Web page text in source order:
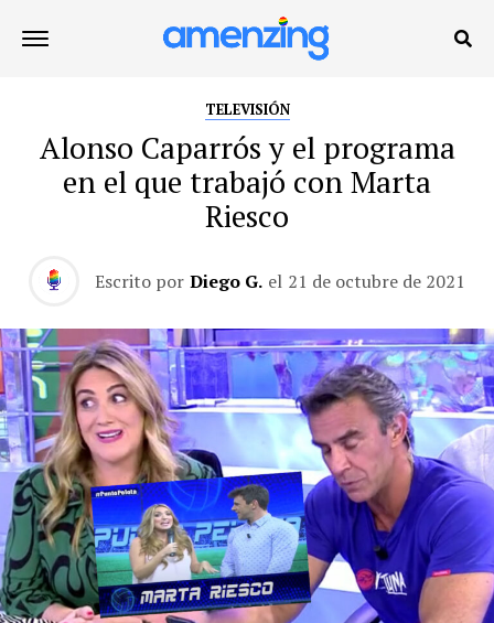
TELEVISIÓN
Alonso Caparrós y el programa
en el que trabajó con Marta
Riesco
Escrito por Diego G. el 21 de octubre de 2021